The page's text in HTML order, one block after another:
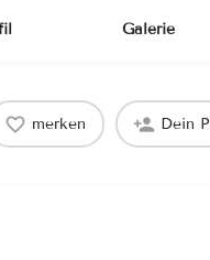
Galerie
merken Dein